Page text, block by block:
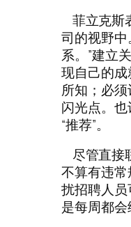
菲立克斯
司的视野
系。”建立
现自己的成
所知；必
闪光点。也
“推荐”。
尽管直接
不算有违常
扰招聘人
是每周都会